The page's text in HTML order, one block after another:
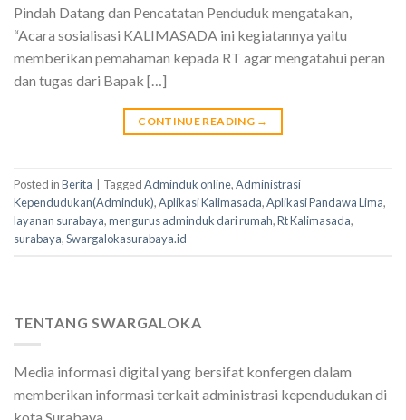
Pindah Datang dan Pencatatan Penduduk mengatakan,
“Acara sosialisasi KALIMASADA ini kegiatannya yaitu
memberikan pemahaman kepada RT agar mengatahui peran
dan tugas dari Bapak […]
CONTINUE READING →
Posted inBerita TaggedAdminduk online,Administrasi
Kependudukan(Adminduk),Aplikasi Kalimasada,Aplikasi Pandawa Lima,
layanan surabaya,mengurus adminduk dari rumah,Rt Kalimasada,
surabaya,Swargalokasurabaya.id
TENTANG SWARGALOKA
Media informasi digital yang bersifat konfergen dalam
memberikan informasi terkait administrasi kependudukan di